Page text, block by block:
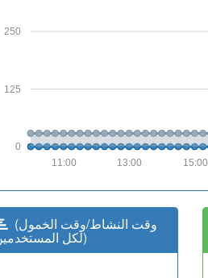
0
125
250
15:00
13:00
11:00
(وقت النشاط/وقت الخمول
(لكل